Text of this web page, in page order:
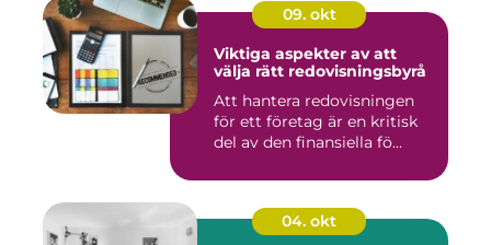
09. okt
Viktiga aspekter av att
välja rätt redovisningsbyrå
Att hantera redovisningen
för ett företag är en kritisk
del av den finansiella fö...
04. okt